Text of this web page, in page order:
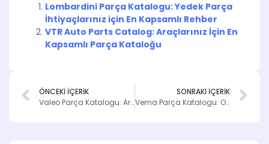
Lombardini Parça Katalogu: Yedek Parça
İhtiyaçlarınız için En Kapsamlı Rehber
VTR Auto Parts Catalog: Araçlarınız İçin En
Kapsamlı Parça Kataloğu
ÖNCEKİ İÇERİK
Valeo Parça Katalogu: Araçlarınız İçin En Güvenilir Parça Kaynağı
SONRAKİ İÇERİK
Vema Parça Katalogu: Otomotiv Parçalarınızı Kolayca Bulun